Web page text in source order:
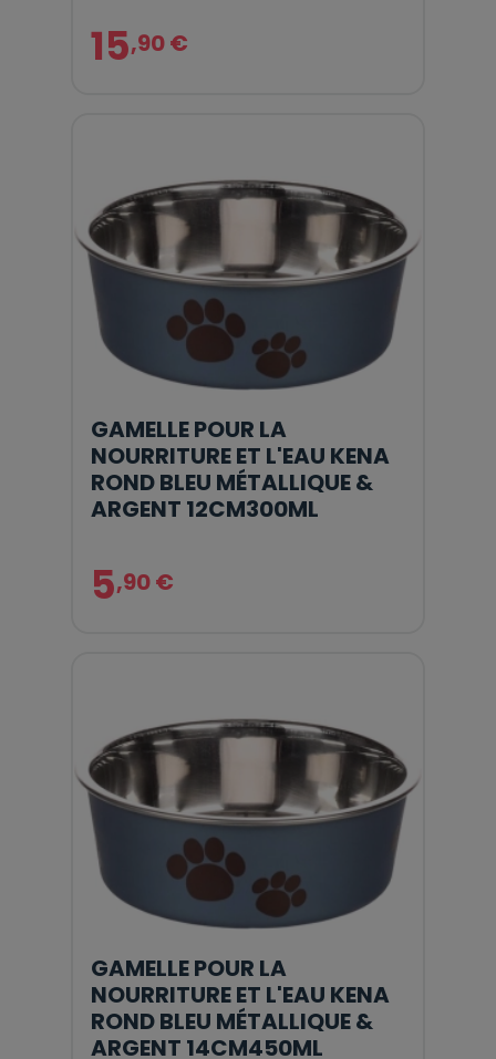
15,90 €
GAMELLE POUR LA
NOURRITURE ET L'EAU KENA
ROND BLEU MÉTALLIQUE &
ARGENT 12CM300ML
5,90 €
GAMELLE POUR LA
NOURRITURE ET L'EAU KENA
ROND BLEU MÉTALLIQUE &
ARGENT 14CM450ML